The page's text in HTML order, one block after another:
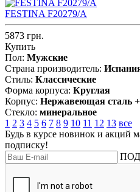
FESTINA F20279/A
5873 грн.
Купить
Пол: Мужские
Страна производитель:
Стиль: Классические
Форма корпуса: Круглая
Корпус: Нержавеющая сталь
Стекло: минеральное
1 2 3 4 5 6 7 8 9 10 11 12 13 все
Будь в курсе новинок и акций
подписку!